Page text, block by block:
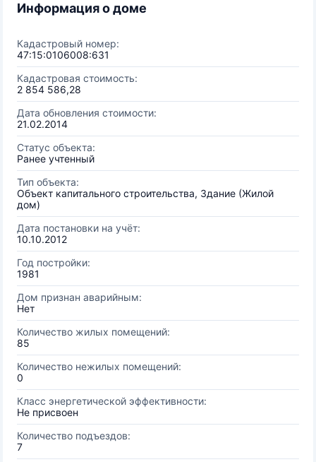
Информация о доме
Кадастровый номер:
47:15:0106008:631
Кадастровая стоимость:
2 854 586,28
Дата обновления стоимости:
21.02.2014
Статус объекта:
Ранее учтенный
Тип объекта:
Объект капитального строительства, Здание (Жилой
дом)
Дата постановки на учёт:
10.10.2012
Год постройки:
1981
Дом признан аварийным:
Нет
Количество жилых помещений:
85
Количество нежилых помещений:
0
Класс энергетической эффективности:
Не присвоен
Количество подъездов:
7